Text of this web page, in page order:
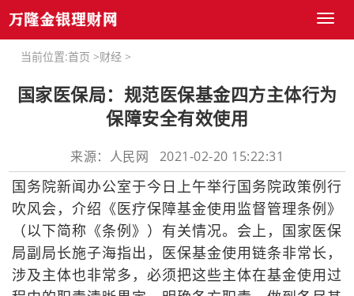
Toggle
当前位置:首页 >财经 >
国家医保局：规范医保基金四方主体行为
保障安全有效使用
来源：人民网 2021-02-20 15:22:31
国务院新闻办公室于今日上午举行国务院政策例行
吹风会，介绍《医疗保障基金使用监督管理条例》
（以下简称《条例》）有关情况。会上，国家医保
局副局长施子海指出，医保基金使用链条非常长，
涉及主体也非常多，必须把这些主体在基金使用过